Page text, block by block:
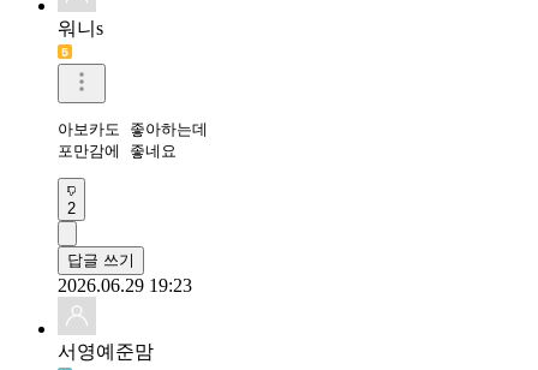
워니s
아보카도 좋아하는데
포만감에 좋네요
2
답글 쓰기
2026.06.29 19:23
서영예준맘